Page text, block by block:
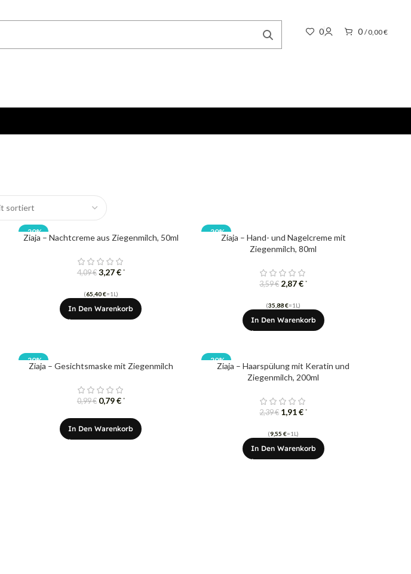
0 0/0,00€
-20%
Ziaja – Nachtcreme aus Ziegenmilch, 50ml
4,09€ 3,27€ *
(65,40€=1L)
In Den Warenkorb
-20%
Ziaja – Hand- und Nagelcreme mit
Ziegenmilch, 80ml
3,59€ 2,87€ *
(35,88€=1L)
In Den Warenkorb
-20%
Ziaja – Gesichtsmaske mit Ziegenmilch
0,99€ 0,79€ *
In Den Warenkorb
-20%
Ziaja – Haarspülung mit Keratin und
Ziegenmilch, 200ml
2,39€ 1,91€ *
(9,55€=1L)
In Den Warenkorb